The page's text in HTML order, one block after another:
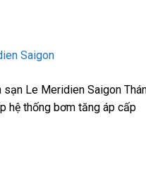
Le Meridien Saigon
hệ thống bơm tăng áp cấp